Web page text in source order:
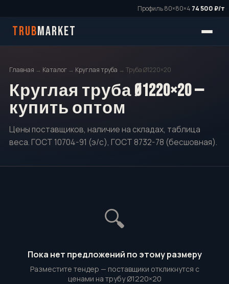
Профиль 80×80×474 500 ₽/т·
TRUBMARKET
Главная → Каталог → Круглая труба → Труба Ø1220×20
Круглая труба Ø1220×20 —
купить оптом
Цены поставщиков, наличие на складах, таблица
веса. ГОСТ 10704-91 (э/с), ГОСТ 8732-78 (бесшовная).
🔍
Пока нет предложений по этому размеру
Разместите тендер — поставщики откликнутся с
ценами на трубу Ø1220×20